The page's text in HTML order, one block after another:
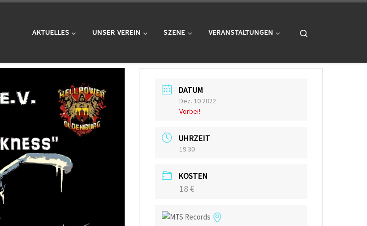
AKTUELLES UNSER VEREIN SZENE VERANSTALTUNGEN
DATUM
Dez. 10 2022
Vorbei!
UHRZEIT
19:30
KOSTEN
18 €